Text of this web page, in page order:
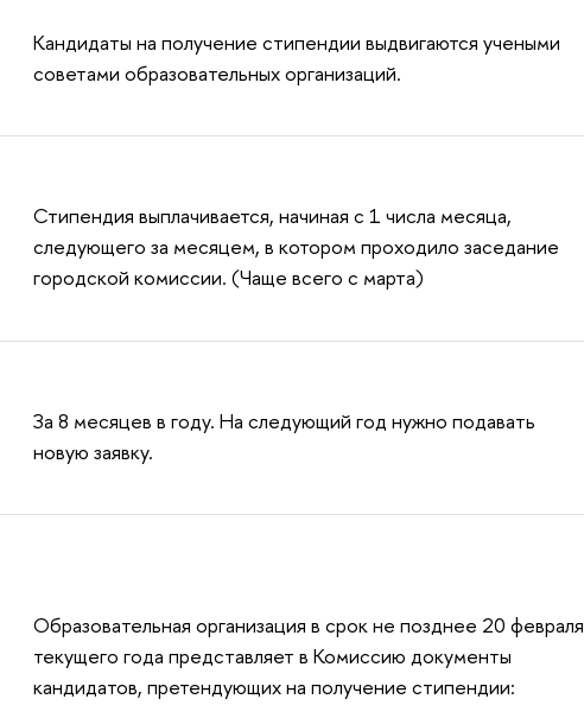
Кандидаты на получение стипендии выдвигаются учеными
советами образовательных организаций.
Стипендия выплачивается, начиная с 1 числа месяца,
следующего за месяцем, в котором проходило заседание
городской комиссии. (Чаще всего с марта)
За 8 месяцев в году. На следующий год нужно подавать
новую заявку.
Образовательная организация в срок не позднее 20 февраля
текущего года представляет в Комиссию документы
кандидатов, претендующих на получение стипендии: